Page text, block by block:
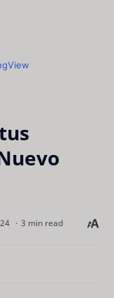
3 min read